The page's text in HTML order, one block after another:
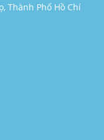
Thành Phố Hồ Chí